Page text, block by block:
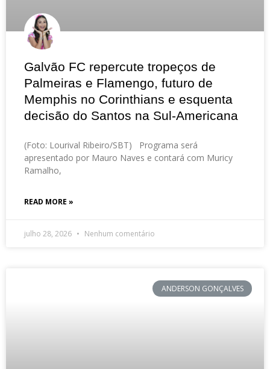
Galvão FC repercute tropeços de
Palmeiras e Flamengo, futuro de
Memphis no Corinthians e esquenta
decisão do Santos na Sul-Americana
(Foto: Lourival Ribeiro/SBT) Programa será
apresentado por Mauro Naves e contará com Muricy
Ramalho,
READ MORE »
julho 28, 2026 Nenhum comentário
ANDERSON GONÇALVES